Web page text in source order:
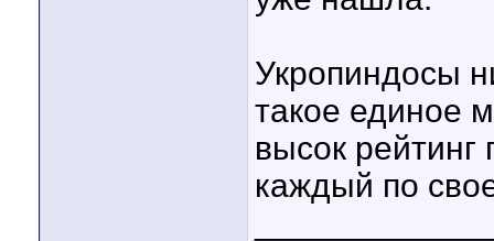
Укропиндосы
такое единое
высок
каждый по